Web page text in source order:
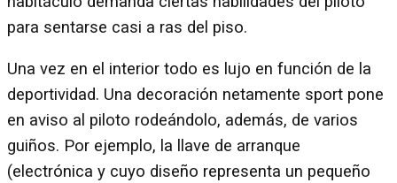
para sentarse casi a ras del piso.
Una vez en el interior todo es lujo en función de la
deportividad. Una decoración netamente sport pone
en aviso al piloto rodeándolo, además, de varios
guiños. Por ejemplo, la llave de arranque
(electrónica y cuyo diseño representa un pequeño